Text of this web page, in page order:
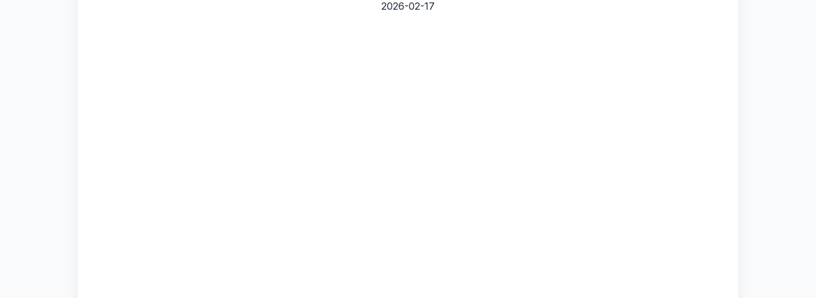
2026-02-17